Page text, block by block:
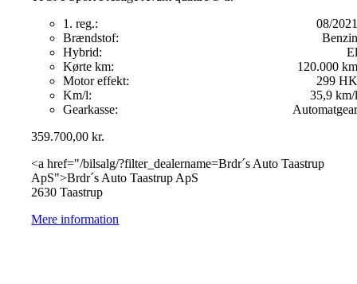
1. reg.:
08/2021
Brændstof:
Benzin
Hybrid:
El
Kørte km:
120.000 km
Motor effekt:
299 HK
Km/l:
35,9 km/l
Gearkasse:
Automatgear
359.700,00kr.
<a href="/bilsalg/?filter_dealername=Brdr´s Auto Taastrup
ApS">Brdr´s Auto Taastrup ApS
2630 Taastrup
Mere information